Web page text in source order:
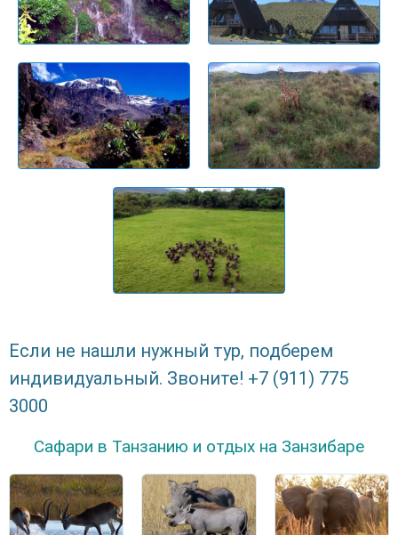
Если не нашли нужный тур, подберем
индивидуальный. Звоните! +7 (911) 775
3000
Сафари в Танзанию и отдых на Занзибаре